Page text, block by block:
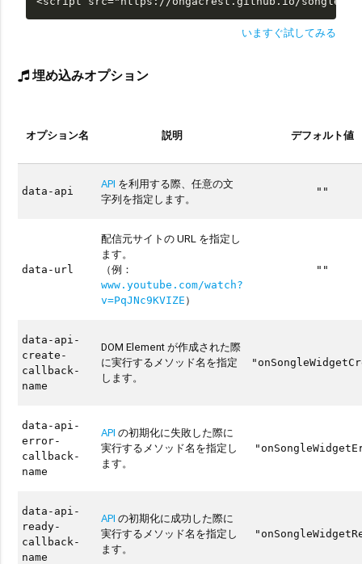
いますぐ試してみる
埋め込みオプション
オプション名 説明 デフォルト値
data-api
API を利用する際、任意の文
字列を指定します。
""
data-url
配信元サイトの URL を指定し
ます。
（例：
www.youtube.com/watch?
v=PqJNc9KVIZE ）
""
data-api-
create-
callback-
name
DOM Element が作成された際
に実行するメソッド名を指定
します。
data-api-
error-
callback-
name
API の初期化に失敗した際に
実行するメソッド名を指定し
ます。
data-api-
ready-
callback-
name
API の初期化に成功した際に
実行するメソッド名を指定し
ます。